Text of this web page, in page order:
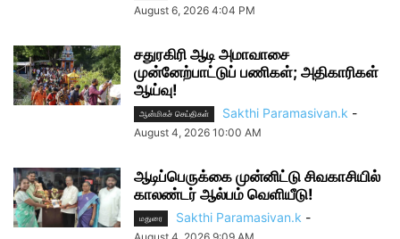
August 6, 2026 4:04 PM
சதுரகிரி ஆடி அமாவாசை
முன்னேற்பாட்டுப் பணிகள்; அதிகாரிகள்
ஆய்வு!
ஆன்மிகச் செய்திகள் Sakthi Paramasivan.k -
August 4, 2026 10:00 AM
ஆடிப்பெருக்கை முன்னிட்டு சிவகாசியில்
காலண்டர் ஆல்பம் வெளியீடு!
மதுரை Sakthi Paramasivan.k -